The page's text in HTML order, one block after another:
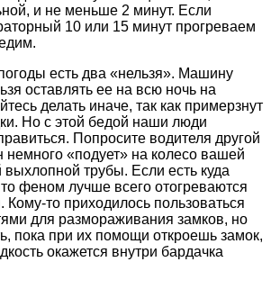
и не меньше 2 минут. Если
10 или 15 минут прогреваем
есть два «нельзя». Машину
оставлять ее на всю ночь на
делать иначе, так как примерзнут
Но с этой бедой наши люди
Попросите водителя другой
«подует» на колесо вашей
трубы. Если есть куда
феном лучше всего отогреваются
то приходилось пользоваться
для размораживания замков, но
пока при их помощи откроешь замок,
окажется внутри бардачка